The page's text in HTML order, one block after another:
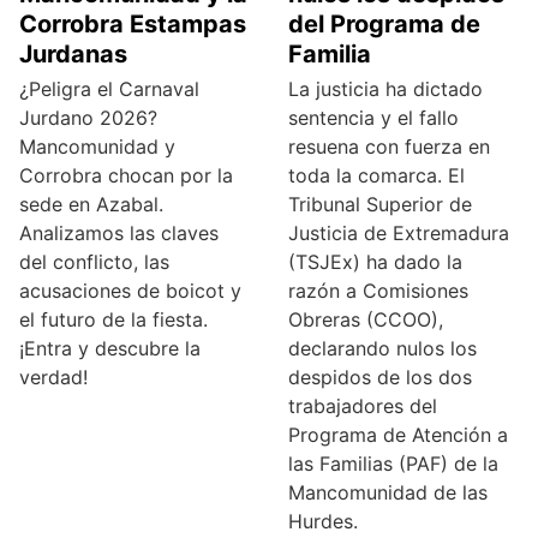
Corrobra Estampas
Jurdanas
¿Peligra el Carnaval
Jurdano 2026?
Mancomunidad y
Corrobra chocan por la
sede en Azabal.
Analizamos las claves
del conflicto, las
acusaciones de boicot y
el futuro de la fiesta.
¡Entra y descubre la
verdad!
del Programa de
Familia
La justicia ha dictado
sentencia y el fallo
resuena con fuerza en
toda la comarca. El
Tribunal Superior de
Justicia de Extremadura
(TSJEx) ha dado la
razón a Comisiones
Obreras (CCOO),
declarando nulos los
despidos de los dos
trabajadores del
Programa de Atención a
las Familias (PAF) de la
Mancomunidad de las
Hurdes.